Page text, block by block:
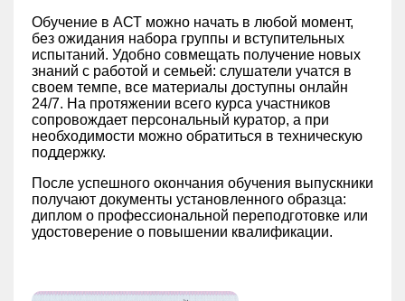
Обучение в АСТ можно начать в любой момент,
без ожидания набора группы и вступительных
испытаний. Удобно совмещать получение новых
знаний с работой и семьей: слушатели учатся в
своем темпе, все материалы доступны онлайн
24/7. На протяжении всего курса участников
сопровождает персональный куратор, а при
необходимости можно обратиться в техническую
поддержку.
После успешного окончания обучения выпускники
получают документы установленного образца:
диплом о профессиональной переподготовке или
удостоверение о повышении квалификации.